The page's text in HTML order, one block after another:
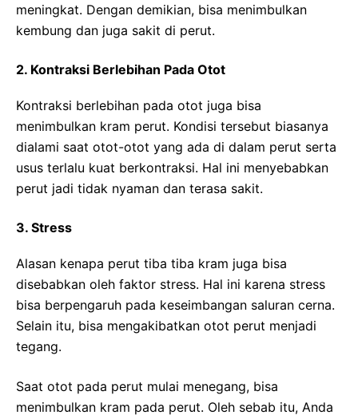
meningkat. Dengan demikian, bisa menimbulkan
kembung dan juga sakit di perut.
2. Kontraksi Berlebihan Pada Otot
Kontraksi berlebihan pada otot juga bisa
menimbulkan kram perut. Kondisi tersebut biasanya
dialami saat otot-otot yang ada di dalam perut serta
usus terlalu kuat berkontraksi. Hal ini menyebabkan
perut jadi tidak nyaman dan terasa sakit.
3. Stress
Alasan kenapa perut tiba tiba kram juga bisa
disebabkan oleh faktor stress. Hal ini karena stress
bisa berpengaruh pada keseimbangan saluran cerna.
Selain itu, bisa mengakibatkan otot perut menjadi
tegang.
Saat otot pada perut mulai menegang, bisa
menimbulkan kram pada perut. Oleh sebab itu, Anda